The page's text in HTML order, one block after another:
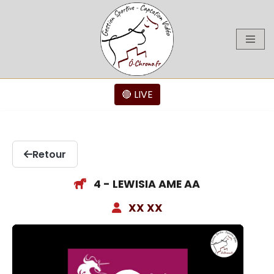
🔴 LIVE
Retour
4 - LEWISIA AME AA
XX XX